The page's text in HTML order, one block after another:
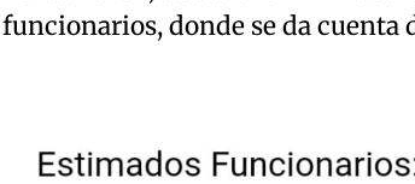
funcionarios, donde se da cuenta